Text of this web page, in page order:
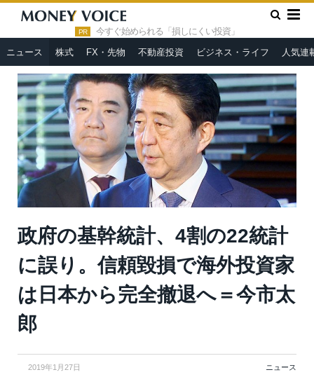
PR 今すぐ始められる「損しにくい投資」
ニュース 株式 FX・先物 不動産投資 ビジネス・ライフ 人気連
HOME » ニュース »
政府の基幹統計、4割の22統計に誤り。信
頼毀損で海外投資家は日本から完全撤退へ＝今市太郎
政府の基幹統計、4割の22統計
に誤り。信頼毀損で海外投資家
は日本から完全撤退へ＝今市太
郎
2019年1月27日 ニュース